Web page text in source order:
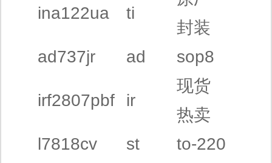
ina122ua ti
封装
ad737jr
ad sop8
irf2807pbf ir
现货
热卖
l7818cv
st to-220